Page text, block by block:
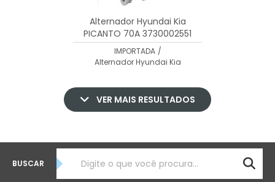
Alternador Hyundai Kia
PICANTO 70A 3730002551
IMPORTADA /
Alternador Hyundai Kia
VER MAIS RESULTADOS
BUSCAR